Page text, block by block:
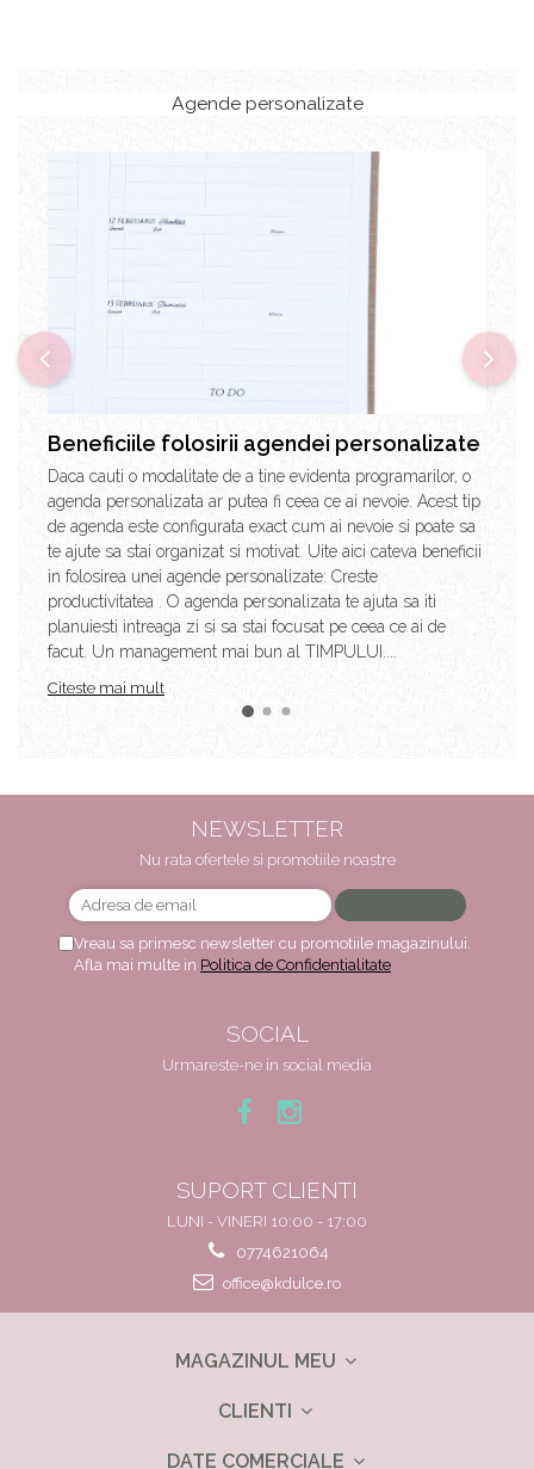
Agende personalizate
Beneficiile folosirii agendei personalizate
Daca cauti o modalitate de a tine evidenta programarilor, o
agenda personalizata ar putea fi ceea ce ai nevoie. Acest tip
de agenda este configurata exact cum ai nevoie si poate sa
te ajute sa stai organizat si motivat. Uite aici cateva beneficii
in folosirea unei agende personalizate: Creste
productivitatea . O agenda personalizata te ajuta sa iti
planuiesti intreaga zi si sa stai focusat pe ceea ce ai de
facut. Un management mai bun al TIMPULUI....
Citeste mai mult
NEWSLETTER
Nu rata ofertele si promotiile noastre
Vreau sa primesc newsletter cu promotiile magazinului.
Afla mai multe in Politica de Confidentialitate
SOCIAL
Urmareste-ne in social media
SUPORT CLIENTI
LUNI - VINERI 10:00 - 17:00
0774621064
office@kdulce.ro
MAGAZINUL MEU
CLIENTI
DATE COMERCIALE